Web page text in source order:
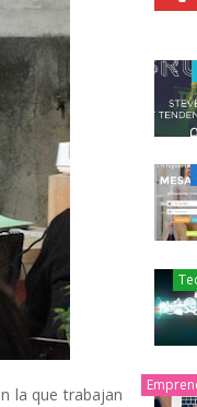
la que trabajan